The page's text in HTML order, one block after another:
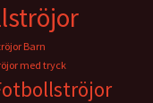
Barn
med tryck